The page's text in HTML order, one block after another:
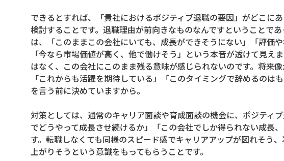
できるとすれば、「貴社におけるポジティブ退職の要因」がどこに
検討することです。退職理由が前向きなものなんですということで
は、「このままこの会社にいても、成長ができそうにない」「評価
「今なら市場価値が高く、他で働けそう」という本音が透けて見え
はなく、この会社にこのまま残る意味が感じられないのです。将来像
「これからも活躍を期待している」「このタイミングで辞めるのは
を言う前に決めていますから。
対策としては、通常のキャリア面談や育成面談の機会に、ポジティ
でどうやって成長させ続けるか」「この会社でしか得られない成長
す。転職しなくても同様のスピード感でキャリアアップが図れそう
上がりそうという意識をもってもらうことです。